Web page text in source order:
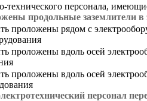
технического персонала,
продольные заземлители в
проложены рядом с
проложены вдоль осей
проложены вдоль осей
персонал